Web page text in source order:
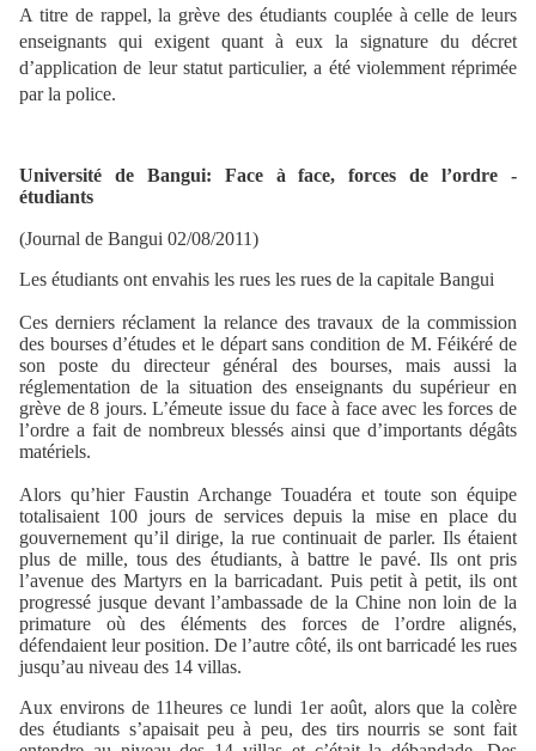
A titre de rappel, la grève des étudiants couplée à celle de leurs
enseignants qui exigent quant à eux la signature du décret
d’application de leur statut particulier, a été violemment réprimée
par la police.
Université de Bangui: Face à face, forces de l’ordre -
étudiants
(Journal de Bangui 02/08/2011)
Les étudiants ont envahis les rues les rues de la capitale Bangui
Ces derniers réclament la relance des travaux de la commission
des bourses d’études et le départ sans condition de M. Féikéré de
son poste du directeur général des bourses, mais aussi la
réglementation de la situation des enseignants du supérieur en
grève de 8 jours. L’émeute issue du face à face avec les forces de
l’ordre a fait de nombreux blessés ainsi que d’importants dégâts
matériels.
Alors qu’hier Faustin Archange Touadéra et toute son équipe
totalisaient 100 jours de services depuis la mise en place du
gouvernement qu’il dirige, la rue continuait de parler. Ils étaient
plus de mille, tous des étudiants, à battre le pavé. Ils ont pris
l’avenue des Martyrs en la barricadant. Puis petit à petit, ils ont
progressé jusque devant l’ambassade de la Chine non loin de la
primature où des éléments des forces de l’ordre alignés,
défendaient leur position. De l’autre côté, ils ont barricadé les rues
jusqu’au niveau des 14 villas.
Aux environs de 11heures ce lundi 1er août, alors que la colère
des étudiants s’apaisait peu à peu, des tirs nourris se sont fait